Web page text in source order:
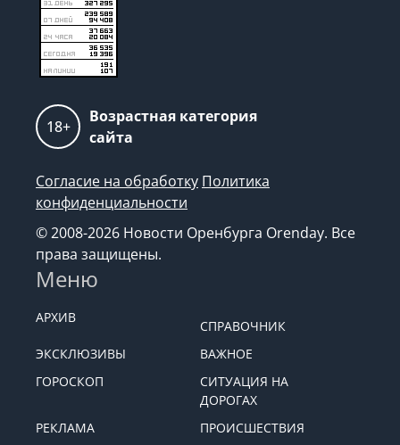
18+
Возрастная категория
сайта
Согласие на обработку Политика
конфиденциальности
© 2008-2026 Новости Оренбурга Orenday. Все
права защищены.
Меню
АРХИВ
СПРАВОЧНИК
ЭКСКЛЮЗИВЫ
ВАЖНОЕ
ГОРОСКОП
СИТУАЦИЯ НА
ДОРОГАХ
РЕКЛАМА
ПРОИСШЕСТВИЯ